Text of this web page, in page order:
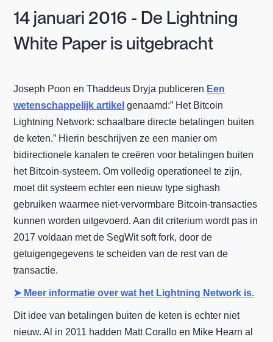
14 januari 2016 - De Lightning
White Paper is uitgebracht
Joseph Poon en Thaddeus Dryja publiceren Een
wetenschappelijk artikel genaamd:” Het Bitcoin
Lightning Network: schaalbare directe betalingen buiten
de keten.” Hierin beschrijven ze een manier om
bidirectionele kanalen te creëren voor betalingen buiten
het Bitcoin-systeem. Om volledig operationeel te zijn,
moet dit systeem echter een nieuw type sighash
gebruiken waarmee niet-vervormbare Bitcoin-transacties
kunnen worden uitgevoerd. Aan dit criterium wordt pas in
2017 voldaan met de SegWit soft fork, door de
getuigengegevens te scheiden van de rest van de
transactie.
➤ Meer informatie over wat het Lightning Network is.
Dit idee van betalingen buiten de keten is echter niet
nieuw. Al in 2011 hadden Matt Corallo en Mike Hearn al